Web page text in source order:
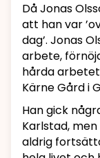
Då Jonas
att han var
dag’. Jonas
arbete,
hårda
Kärne Gård i
Han gick
Karlstad,
aldrig